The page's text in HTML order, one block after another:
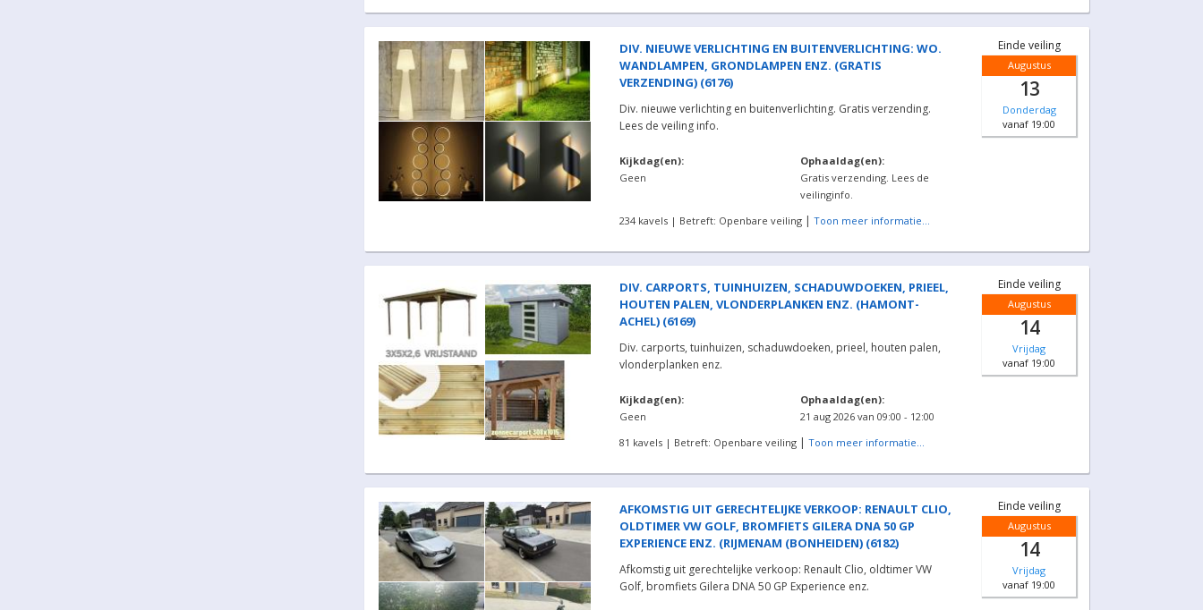
DIV. NIEUWE VERLICHTING EN BUITENVERLICHTING: WO.
WANDLAMPEN, GRONDLAMPEN ENZ. (GRATIS
VERZENDING) (6176)
Div. nieuwe verlichting en buitenverlichting. Gratis verzending.
Lees de veiling info.
Kijkdag(en):
Geen
Ophaaldag(en):
Gratis verzending. Lees de
veilinginfo.
234 kavels | Betreft: Openbare veiling| Toon meer informatie...
Einde veiling
Donderdag
vanaf 19:00
Augustus
13
DIV. CARPORTS, TUINHUIZEN, SCHADUWDOEKEN, PRIEEL,
HOUTEN PALEN, VLONDERPLANKEN ENZ. (HAMONT-
ACHEL) (6169)
Div. carports, tuinhuizen, schaduwdoeken, prieel, houten palen,
vlonderplanken enz.
Kijkdag(en):
Geen
Ophaaldag(en):
21 aug 2026 van 09:00 - 12:00
81 kavels | Betreft: Openbare veiling| Toon meer informatie...
Einde veiling
Vrijdag
vanaf 19:00
Augustus
14
AFKOMSTIG UIT GERECHTELIJKE VERKOOP: RENAULT CLIO,
OLDTIMER VW GOLF, BROMFIETS GILERA DNA 50 GP
EXPERIENCE ENZ. (RIJMENAM (BONHEIDEN) (6182)
Afkomstig uit gerechtelijke verkoop: Renault Clio, oldtimer VW
Golf, bromfiets Gilera DNA 50 GP Experience enz.
Einde veiling
Vrijdag
vanaf 19:00
Augustus
14